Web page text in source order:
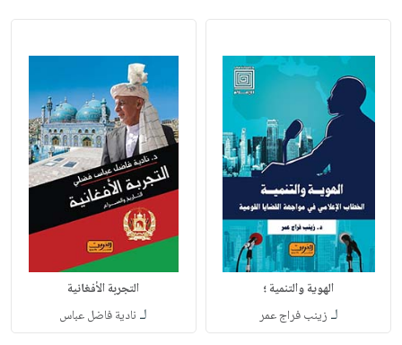
الهوية والتنمية ؛
لـ زينب فراج عمر
التجربة الأفغانية
لـ نادية فاضل عباس